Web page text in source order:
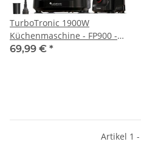
TurboTronic 1900W
Küchenmaschine - FP900 -
3L, Food Processor mit
69,99 € *
Artikel 1